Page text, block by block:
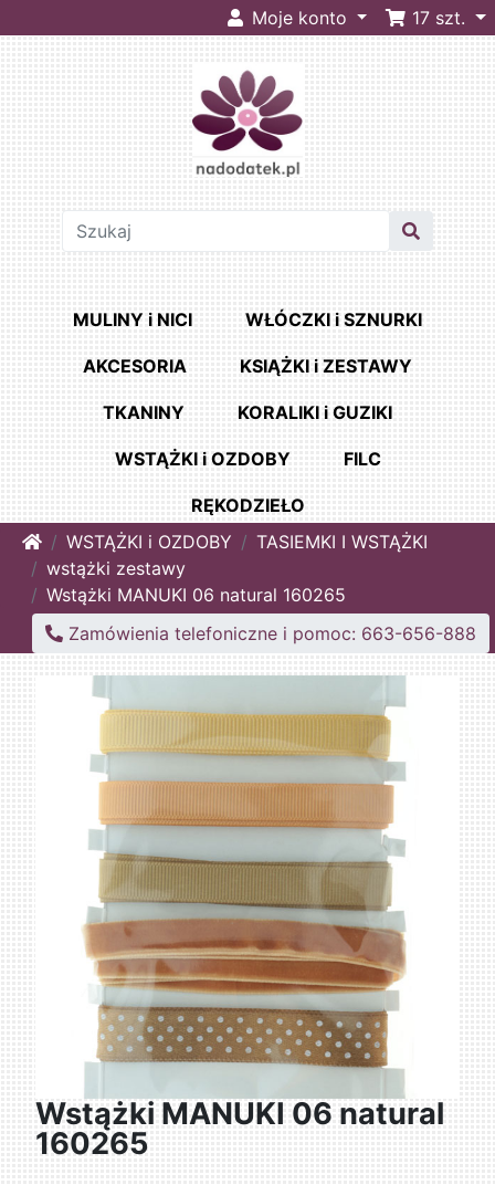
Moje konto 17 szt.
MULINY i NICI WŁÓCZKI i SZNURKI
AKCESORIA KSIĄŻKI i ZESTAWY
TKANINY KORALIKI i GUZIKI
WSTĄŻKI i OZDOBY FILC
RĘKODZIEŁO
HomeWSTĄŻKI i OZDOBY
TASIEMKI I WSTĄŻKI
wstążki zestawy
Wstążki MANUKI 06 natural 160265
Zamówienia telefoniczne i pomoc: 663-656-888
Wstążki MANUKI 06 natural
160265